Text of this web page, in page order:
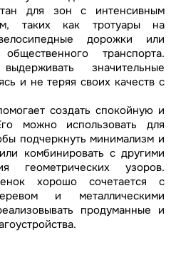
для зон с интенсивным
таких как тротуары на
дорожки или
транспорта.
значительные
и не теряя своих качеств с
создать спокойную и
можно использовать для
подчеркнуть минимализм и
комбинировать с другими
геометрических узоров.
хорошо сочетается с
и металлическими
продуманные и